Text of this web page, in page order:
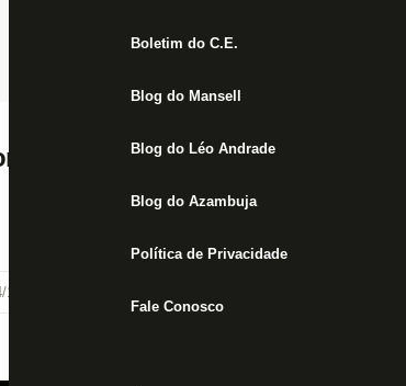
Boletim do C.E.
Blog do Mansell
Blog do Léo Andrade
Blog do Azambuja
Política de Privacidade
Fale Conosco
e culpa arbitragem
19 às 22:01